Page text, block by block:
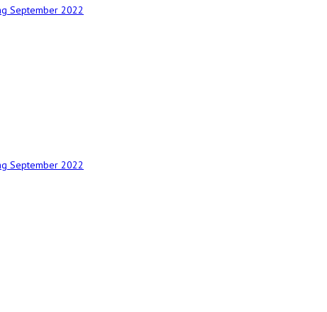
September 2022
September 2022